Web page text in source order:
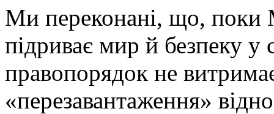
Ми переконані, що, поки
підриває мир й безпеку у
правопорядок не
«перезавантаження»